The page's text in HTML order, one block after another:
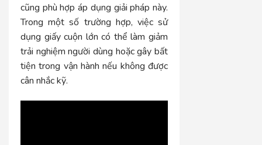
cũng phù hợp áp dụng giải pháp này.
Trong một số trường hợp, việc sử
dụng giấy cuộn lớn có thể làm giảm
trải nghiệm người dùng hoặc gây bất
tiện trong vận hành nếu không được
cân nhắc kỹ.